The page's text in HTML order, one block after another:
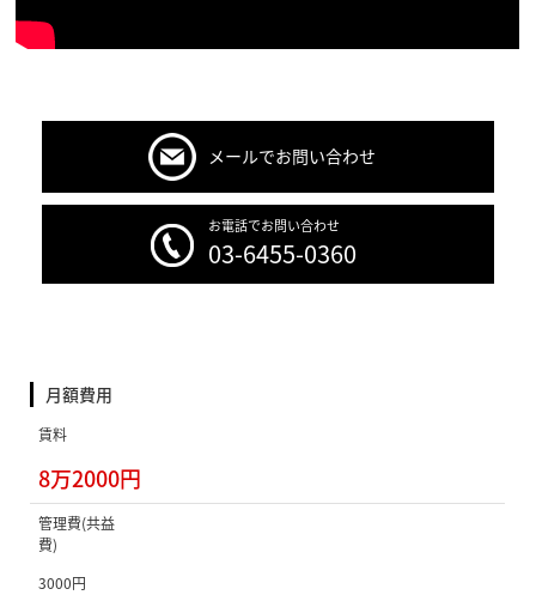
メールでお問い合わせ
お電話でお問い合わせ
03-6455-0360
月額費用
賃料
8万2000円
管理費(共益
費)
3000円